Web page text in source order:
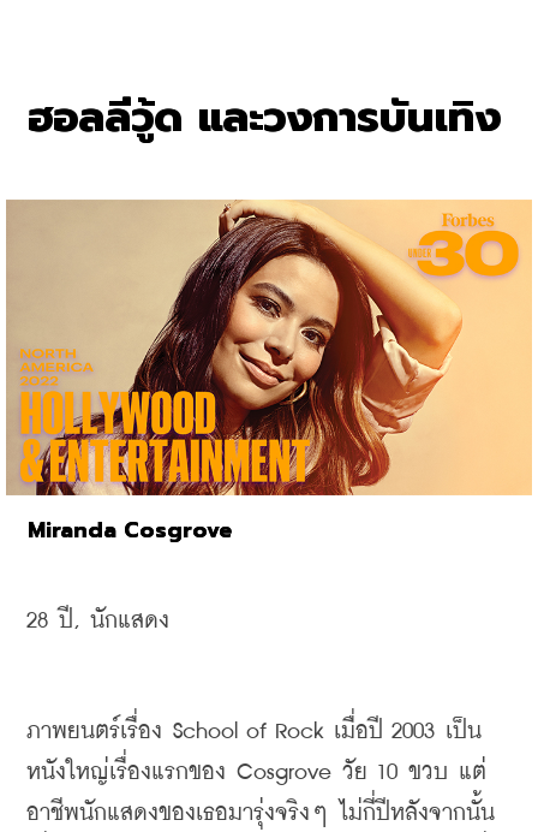
ฮอลลีวู้ด และวงการบันเทิง
Miranda Cosgrove
28 ปี, นักแสดง
ภาพยนตร์เรื่อง School of Rock เมื่อปี 2003 เป็น
หนังใหญ่เรื่องแรกของ Cosgrove วัย 10 ขวบ แต่
อาชีพนักแสดงของเธอมารุ่งจริงๆ ไม่กี่ปีหลังจากนั้น